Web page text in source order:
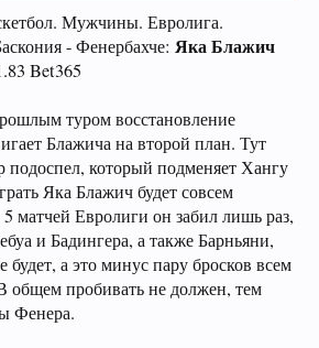
Мужчины. Евролига.
- Фенербахче: Яка Блажич
Bet365
туром восстановление
Блажича на второй план. Тут
подоспел, который подменяет Хангу
Яка Блажич будет совсем
матчей Евролиги он забил лишь раз,
и Бадингера, а также Барньяни,
будет, а это минус пару бросков всем
общем пробивать не должен, тем
Фенера.